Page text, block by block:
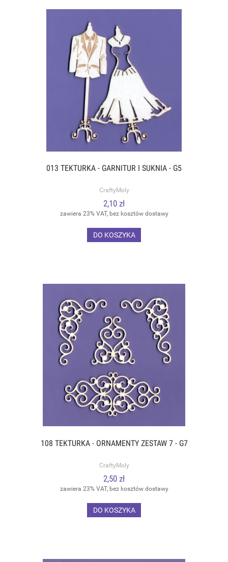
013 TEKTURKA - GARNITUR I SUKNIA - G5
CraftyMoly
2,10 zł
zawiera 23% VAT, bez kosztów dostawy
DO KOSZYKA
108 TEKTURKA - ORNAMENTY ZESTAW 7 - G7
CraftyMoly
2,50 zł
zawiera 23% VAT, bez kosztów dostawy
DO KOSZYKA